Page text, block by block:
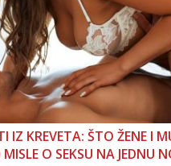
IZ KREVETA: ŠTO ŽENE I
O SEKSU NA JEDNU